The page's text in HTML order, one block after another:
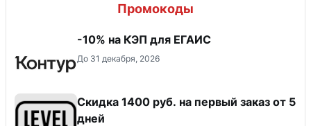
Промокоды
-10% на КЭП для ЕГАИС
До 31 декабря, 2026
Скидка 1400 руб. на первый заказ от 5
дней